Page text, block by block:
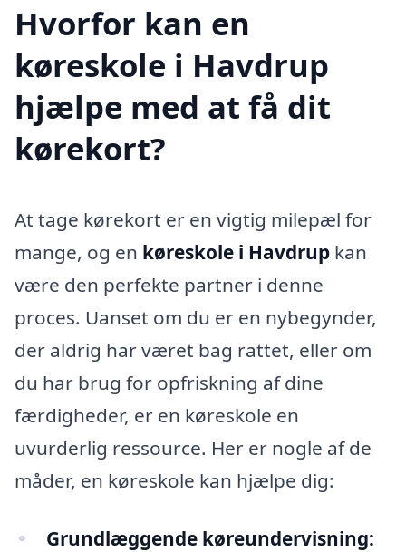
Hvorfor kan en
køreskole i Havdrup
hjælpe med at få dit
kørekort?
At tage kørekort er en vigtig milepæl for
mange, og en køreskole i Havdrup kan
være den perfekte partner i denne
proces. Uanset om du er en nybegynder,
der aldrig har været bag rattet, eller om
du har brug for opfriskning af dine
færdigheder, er en køreskole en
uvurderlig ressource. Her er nogle af de
måder, en køreskole kan hjælpe dig:
Grundlæggende køreundervisning: